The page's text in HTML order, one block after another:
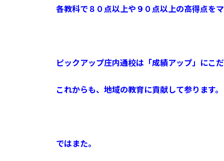
各教科で８０点以上や９０点以上の高得点を
ピックアップ庄内通校は「成績アップ」にこだ
これからも、地域の教育に貢献して参ります。
ではまた。